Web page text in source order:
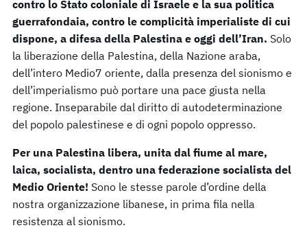
contro lo Stato coloniale di Israele e la sua politica
guerrafondaia, contro le complicità imperialiste di cui
dispone, a difesa della Palestina e oggi dell’Iran. Solo
la liberazione della Palestina, della Nazione araba,
dell’intero Medio7 oriente, dalla presenza del sionismo e
dell’imperialismo può portare una pace giusta nella
regione. Inseparabile dal diritto di autodeterminazione
del popolo palestinese e di ogni popolo oppresso.
Per una Palestina libera, unita dal fiume al mare,
laica, socialista, dentro una federazione socialista del
Medio Oriente! Sono le stesse parole d’ordine della
nostra organizzazione libanese, in prima fila nella
resistenza al sionismo.